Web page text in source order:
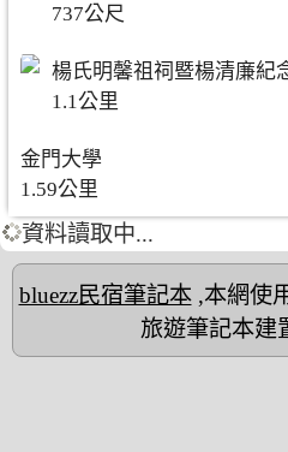
737公尺
楊氏明馨祖祠暨楊清廉紀
1.1公里
金門大學
1.59公里
資料讀取中...
bluezz民宿筆記本,本網使
旅遊筆記本建